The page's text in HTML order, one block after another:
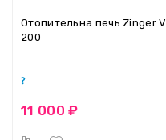
Отопительна печь Zinger V
200
11 000 ₽